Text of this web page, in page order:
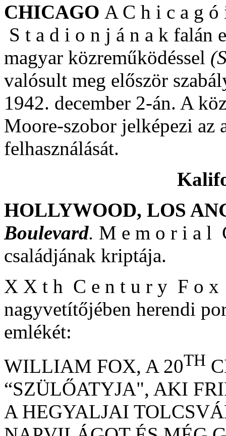
CHICAGO A C h i c a g
S t a d i o n j á n a k falán
magyar közreműködéssel
valósult meg először
1942. december 2-án. A
Moore-szobor jelképezi az
felhasználását.
HOLLYWOOD, LOS
Boulevard. M e m o r i a l
családjának kriptája.
X X t h C e n t u r y F o x
nagyvetítőjében herendi
emlékét:
WILLIAM FOX, A 20TH
“SZÜLŐATYJA", AKI
A HEGYALJAI